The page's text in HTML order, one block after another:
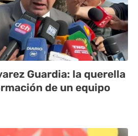
Guardia: la querella
de un equipo